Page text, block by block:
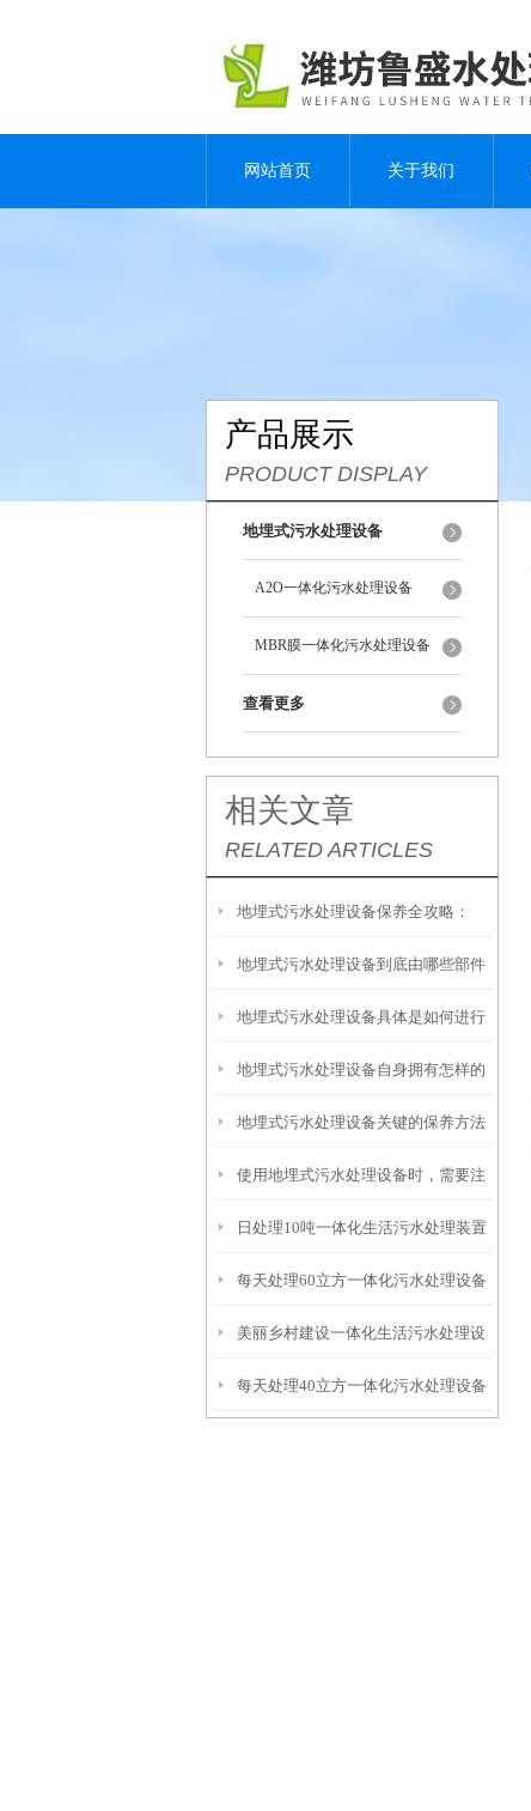
网站首页 关于我们
产品展示
PRODUCT DISPLAY
地埋式污水处理设备
A2O一体化污水处理设备
MBR膜一体化污水处理设备
查看更多
相关文章
RELATED ARTICLES
地埋式污水处理设备保养全攻略：
让“地下卫士”持续高效运转
地埋式污水处理设备到底由哪些部件
撑起？核心结构一文拆解
地埋式污水处理设备具体是如何进行
安装的呢？
地埋式污水处理设备自身拥有怎样的
特点呢？
地埋式污水处理设备关键的保养方法
使用地埋式污水处理设备时，需要注
意以下事项
日处理10吨一体化生活污水处理装置
每天处理60立方一体化污水处理设备
美丽乡村建设一体化生活污水处理设
备
每天处理40立方一体化污水处理设备